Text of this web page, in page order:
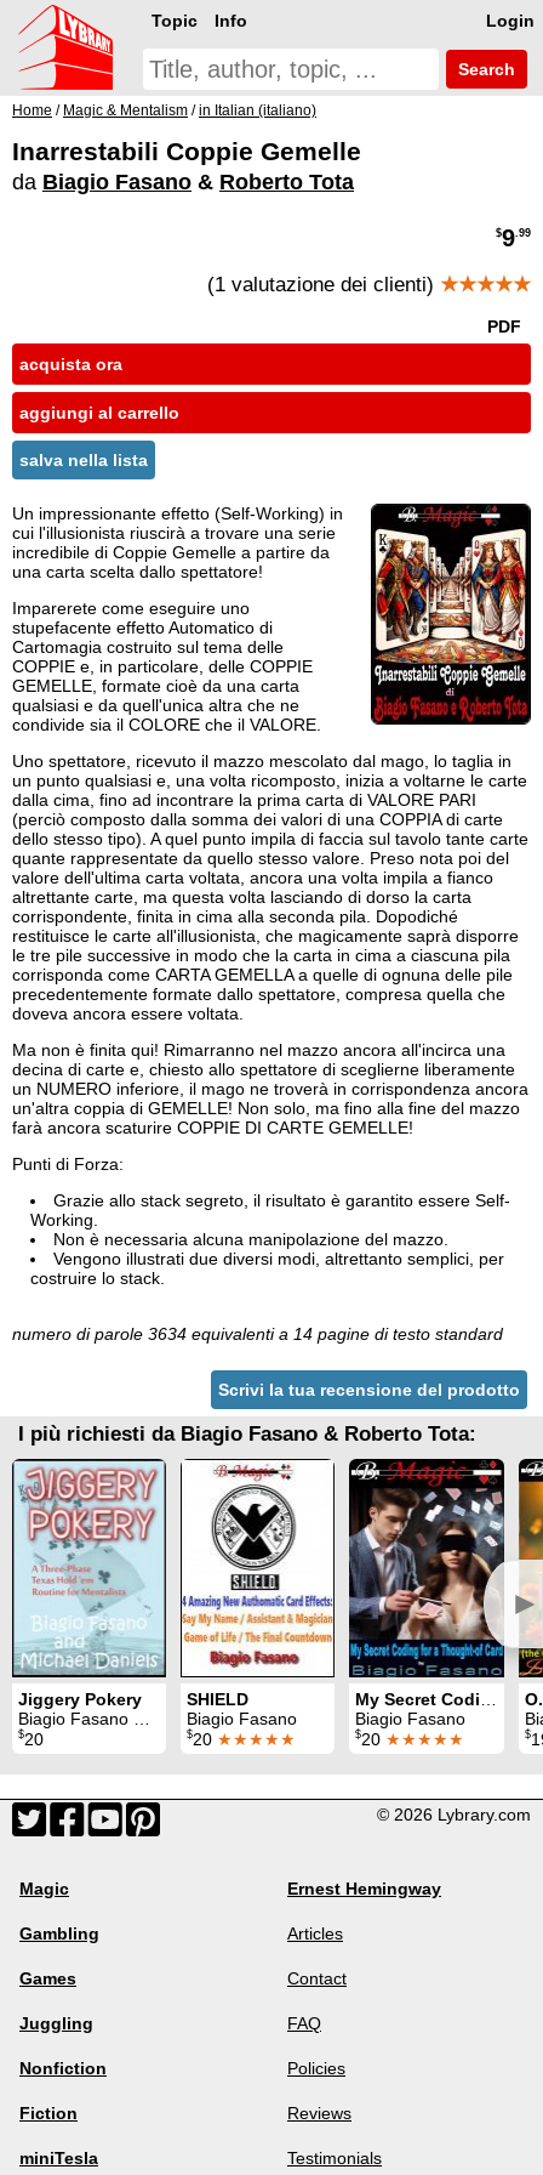
Login
Topic Info
Search
Home / Magic & Mentalism /in Italian (italiano)
Inarrestabili Coppie Gemelle
da Biagio Fasano & Roberto Tota
$9.99
(1 valutazione dei clienti) ★★★★★
PDF
acquista ora
aggiungi al carrello
salva nella lista
Un impressionante effetto (Self-Working) in
cui l'illusionista riuscirà a trovare una serie
incredibile di Coppie Gemelle a partire da
una carta scelta dallo spettatore!
Imparerete come eseguire uno
stupefacente effetto Automatico di
Cartomagia costruito sul tema delle
COPPIE e, in particolare, delle COPPIE
GEMELLE, formate cioè da una carta
qualsiasi e da quell'unica altra che ne
condivide sia il COLORE che il VALORE.
Uno spettatore, ricevuto il mazzo mescolato dal mago, lo taglia in
un punto qualsiasi e, una volta ricomposto, inizia a voltarne le carte
dalla cima, fino ad incontrare la prima carta di VALORE PARI
(perciò composto dalla somma dei valori di una COPPIA di carte
dello stesso tipo). A quel punto impila di faccia sul tavolo tante carte
quante rappresentate da quello stesso valore. Preso nota poi del
valore dell'ultima carta voltata, ancora una volta impila a fianco
altrettante carte, ma questa volta lasciando di dorso la carta
corrispondente, finita in cima alla seconda pila. Dopodiché
restituisce le carte all'illusionista, che magicamente saprà disporre
le tre pile successive in modo che la carta in cima a ciascuna pila
corrisponda come CARTA GEMELLA a quelle di ognuna delle pile
precedentemente formate dallo spettatore, compresa quella che
doveva ancora essere voltata.
Ma non è finita qui! Rimarranno nel mazzo ancora all'incirca una
decina di carte e, chiesto allo spettatore di sceglierne liberamente
un NUMERO inferiore, il mago ne troverà in corrispondenza ancora
un'altra coppia di GEMELLE! Non solo, ma fino alla fine del mazzo
farà ancora scaturire COPPIE DI CARTE GEMELLE!
Punti di Forza:
Grazie allo stack segreto, il risultato è garantito essere Self-
Working.
Non è necessaria alcuna manipolazione del mazzo.
Vengono illustrati due diversi modi, altrettanto semplici, per
costruire lo stack.
numero di parole 3634 equivalenti a 14 pagine di testo standard
Scrivi la tua recensione del prodotto
I più richiesti da Biagio Fasano & Roberto Tota:
►
Jiggery Pokery
Biagio Fasano & Michael Daniels
$20
SHIELD
Biagio Fasano
$20 ★★★★★
Biagio Fasano
$20 ★★★★★ $
© 2026 Lybrary.com
Magic
Gambling
Games
Juggling
Nonfiction
Fiction
miniTesla
Ernest Hemingway
Articles
Contact
FAQ
Policies
Reviews
Testimonials